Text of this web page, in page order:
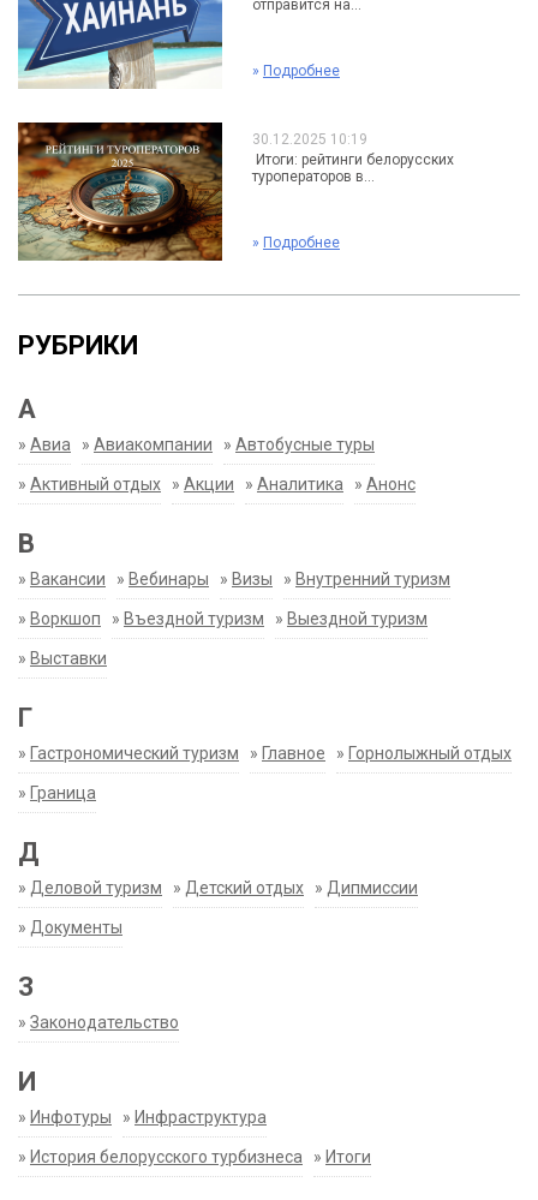
отправится на...
» Подробнее
30.12.2025 10:19
Итоги: рейтинги белорусских
туроператоров в...
» Подробнее
РУБРИКИ
А
» Авиа » Авиакомпании » Автобусные туры
» Активный отдых » Акции » Аналитика » Анонс
В
» Вакансии » Вебинары » Визы » Внутренний туризм
» Воркшоп » Въездной туризм » Выездной туризм
» Выставки
Г
» Гастрономический туризм » Главное » Горнолыжный отдых
» Граница
Д
» Деловой туризм » Детский отдых » Дипмиссии
» Документы
З
» Законодательство
И
» Инфотуры » Инфраструктура
» История белорусского турбизнеса » Итоги